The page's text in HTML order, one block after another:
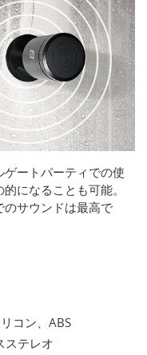
ゲートパーティでの使
になることも可能。
のサウンドは最高で
コン、ABS
ステレオ